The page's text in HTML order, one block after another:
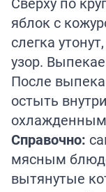
яблок с
слегка
узор.
После
остыть
охлажденным
Справочно:
мясным
вытянутые